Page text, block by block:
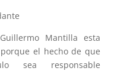
Mantilla esta
el hecho de que
sea responsable